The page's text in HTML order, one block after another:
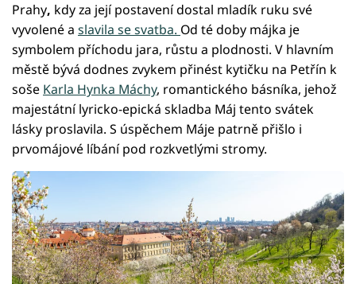
Prahy, kdy za její postavení dostal mladík ruku své
vyvolené a slavila se svatba. Od té doby májka je
symbolem příchodu jara, růstu a plodnosti. V hlavním
městě bývá dodnes zvykem přinést kytičku na Petřín k
soše Karla Hynka Máchy, romantického básníka, jehož
majestátní lyricko-epická skladba Máj tento svátek
lásky proslavila. S úspěchem Máje patrně přišlo i
prvomájové líbání pod rozkvetlými stromy.